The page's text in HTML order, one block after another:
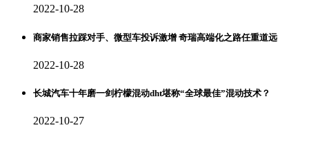
2022-10-28
商家销售拉踩对手、微型车投诉激增 奇瑞高端化之路任重道远
2022-10-28
长城汽车十年磨一剑柠檬混动dht堪称“全球最佳”混动技术？
2022-10-27